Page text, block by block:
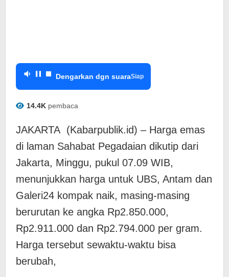
Dengarkan dgn suaraSiap
14.4K pembaca
JAKARTA (Kabarpublik.id) – Harga emas
di laman Sahabat Pegadaian dikutip dari
Jakarta, Minggu, pukul 07.09 WIB,
menunjukkan harga untuk UBS, Antam dan
Galeri24 kompak naik, masing-masing
berurutan ke angka Rp2.850.000,
Rp2.911.000 dan Rp2.794.000 per gram.
Harga tersebut sewaktu-waktu bisa
berubah,